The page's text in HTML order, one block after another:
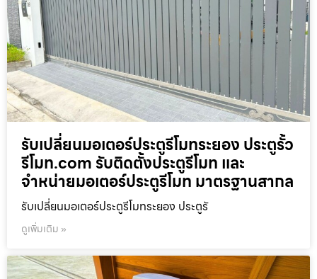
รับเปลี่ยนมอเตอร์ประตูรีโมทระยอง ประตูรั้ว
รีโมท.com รับติดตั้งประตูรีโมท และ
จำหน่ายมอเตอร์ประตูรีโมท มาตรฐานสากล
รับเปลี่ยนมอเตอร์ประตูรีโมทระยอง ประตูรั
ดูเพิ่มเติม »